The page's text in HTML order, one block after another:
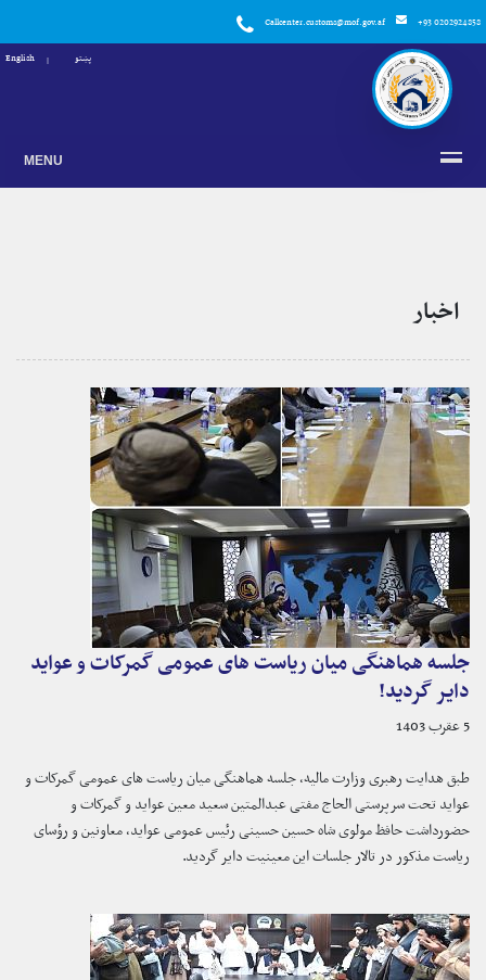
Callcenter.customs@mof.gov.af +93 0202924858
پښتو English
MENU
اخبار
جلسه هماهنگی میان ریاست های عمومی گمرکات و عواید
دایر گردید!
5 عقرب 1403
طبق هدایت رهبری وزارت مالیه، جلسه هماهنگی میان ریاست های عمومی گمرکات و
عواید تحت سرپرستی الحاج مفتی عبدالمتین سعید معین عواید و گمرکات و
حضورداشت حافظ مولوی شاه حسین حسینی رئیس عمومی عواید، معاونین و رؤسای
ریاست مذکور در تالار جلسات این معینیت دایر گردید.